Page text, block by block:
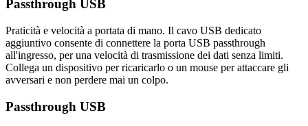
Passthrough USB
Praticità e velocità a portata di mano. Il cavo USB dedicato
aggiuntivo consente di connettere la porta USB passthrough
all'ingresso, per una velocità di trasmissione dei dati senza limiti.
Collega un dispositivo per ricaricarlo o un mouse per attaccare gli
avversari e non perdere mai un colpo.
Passthrough USB